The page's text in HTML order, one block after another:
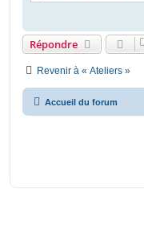
Répondre
Revenir à « Ateliers »
Accueil du forum